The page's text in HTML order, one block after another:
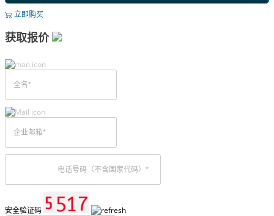
立即购买
获取报价
安全验证码